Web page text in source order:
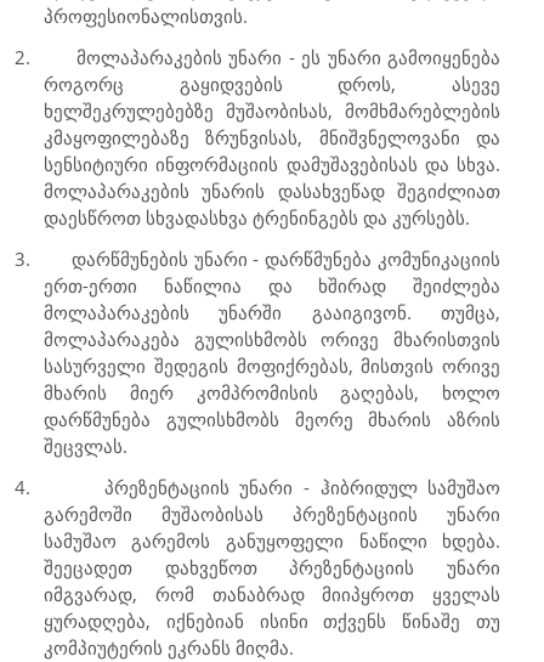
პროფესიონალისთვის.
2.
მოლაპარაკების უნარი - ეს უნარი გამოიყენება
როგორც გაყიდვების დროს, ასევე
ხელშეკრულებებზე მუშაობისას, მომხმარებლების
კმაყოფილებაზე ზრუნვისას, მნიშვნელოვანი და
სენსიტიური ინფორმაციის დამუშავებისას და სხვა.
მოლაპარაკების უნარის დასახვეწად შეგიძლიათ
დაესწროთ სხვადასხვა ტრენინგებს და კურსებს.
3.
დარწმუნების უნარი - დარწმუნება კომუნიკაციის
ერთ-ერთი ნაწილია და ხშირად შეიძლება
მოლაპარაკების უნარში გააიგივონ. თუმცა,
მოლაპარაკება გულისხმობს ორივე მხარისთვის
სასურველი შედეგის მოფიქრებას, მისთვის ორივე
მხარის მიერ კომპრომისის გაღებას, ხოლო
დარწმუნება გულისხმობს მეორე მხარის აზრის
შეცვლას.
4.
პრეზენტაციის უნარი - ჰიბრიდულ სამუშაო
გარემოში მუშაობისას პრეზენტაციის უნარი
სამუშაო გარემოს განუყოფელი ნაწილი ხდება.
შეეცადეთ დახვეწოთ პრეზენტაციის უნარი
იმგვარად, რომ თანაბრად მიიპყროთ ყველას
ყურადღება, იქნებიან ისინი თქვენს წინაშე თუ
კომპიუტერის ეკრანს მიღმა.